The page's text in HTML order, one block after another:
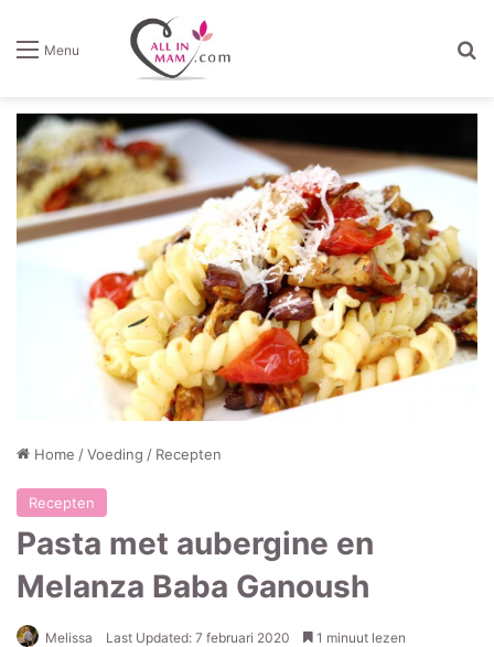
Menu
Home /Voeding / Recepten
Recepten
Pasta met aubergine en
Melanza Baba Ganoush
Melissa Last Updated: 7 februari 2020 1 minuut lezen